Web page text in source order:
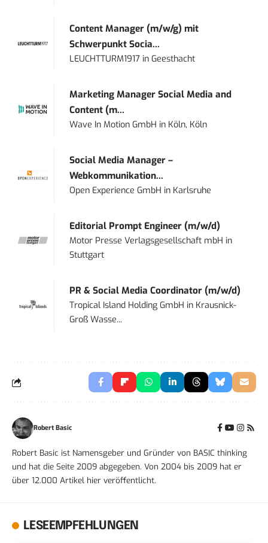
Content Manager (m/w/g) mit
Schwerpunkt Socia...
LEUCHTTURM1917 inGeesthacht
Marketing Manager Social Media and
Content (m...
Wave In Motion GmbH in Köln, Köln
Social Media Manager –
Webkommunikation...
Open Experience GmbH in Karlsruhe
Editorial Prompt Engineer (m/w/d)
Motor Presse Verlagsgesellschaft mbH in
Stuttgart
PR & Social Media Coordinator (m/w/d)
Tropical Island Holding GmbH in Krausnick-
Groß Wasse...
Robert Basic
Robert Basic ist Namensgeber und Gründer von BASIC thinking
und hat die Seite 2009 abgegeben. Von 2004 bis 2009 hat er
über 12.000 Artikel hier veröffentlicht.
LESEEMPFEHLUNGEN